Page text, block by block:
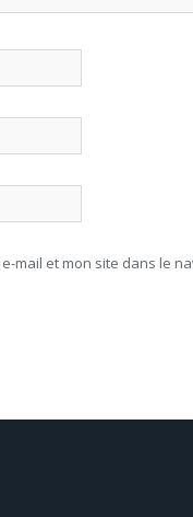
mail et mon site dans le